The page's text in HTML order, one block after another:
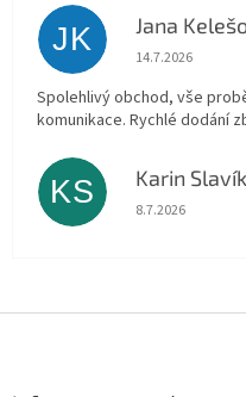
JK Jana
Hodnocení
14.7.2026
Spolehlivý obchod, vše
komunikace. Rychlé dodání
KS Karin
Hodnocení
8.7.2026